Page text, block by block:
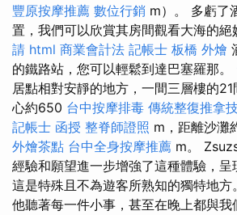
豐原按摩推薦 數位行銷 m）。 多虧了
置，我們可以欣賞其房間觀看大海的絕
請 html 商業會計法 記帳士 板橋 外燴
的鐵路站，您可以輕鬆到達巴塞羅那。
居點​​相對安靜的地方，一間三層樓的
心約650 台中按摩排毒 傳統整復推拿
記帳士 函授 整脊師證照 m，距離沙灘
外燴茶點 台中全身按摩推薦 m。
經驗和願望進一步增強了這種體驗，
這是特殊且不為遊客所熟知的獨特地方
他聽著每一件小事，甚至在晚上都與我